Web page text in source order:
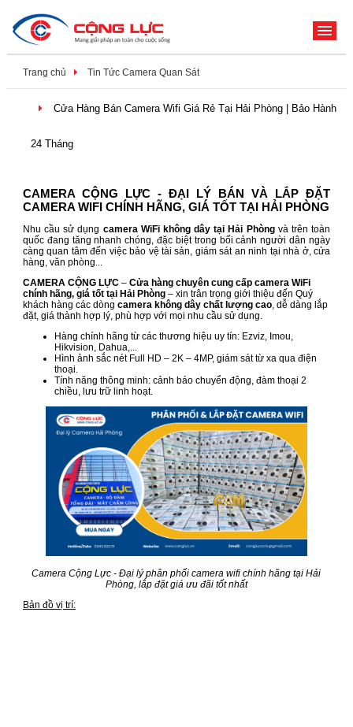
Trang chủ Tin Tức Camera Quan Sát
Cửa Hàng Bán Camera Wifi Giá Rẻ Tại Hải Phòng | Bảo Hành
24 Tháng
CAMERA CỘNG LỰC - ĐẠI LÝ BÁN VÀ LẮP ĐẶT
CAMERA WIFI CHÍNH HÃNG, GIÁ TỐT TẠI HẢI PHÒNG
Nhu cầu sử dụng camera WiFi không dây tại Hải Phòngvà trên toàn
quốc đang tăng nhanh chóng, đặc biệt trong bối cảnh người dân ngày
càng quan tâm đến việc bảo vệ tài sản, giám sát an ninh tại nhà ở, cửa
hàng, văn phòng...
CAMERA CỘNG LỰC– Cửa hàng chuyên cung cấp camera WiFi
chính hãng, giá tốt tại Hải Phòng– xin trân trọng giới thiệu đến Quý
khách hàng các dòng camera không dây chất lượng cao, dễ dàng lắp
đặt, giá thành hợp lý, phù hợp với mọi nhu cầu sử dụng.
Hàng chính hãng từ các thương hiệu uy tín: Ezviz, Imou,
Hikvision, Dahua,...
Hình ảnh sắc nét Full HD – 2K – 4MP, giám sát từ xa qua điện
thoại.
Tính năng thông minh: cảnh báo chuyển động, đàm thoại 2
chiều, lưu trữ linh hoạt.
Camera Cộng Lực - Đại lý phân phối camera wifi chính hãng tại Hải
Phòng, lắp đặt giá ưu đãi tốt nhất
Bản đồ vị trí: